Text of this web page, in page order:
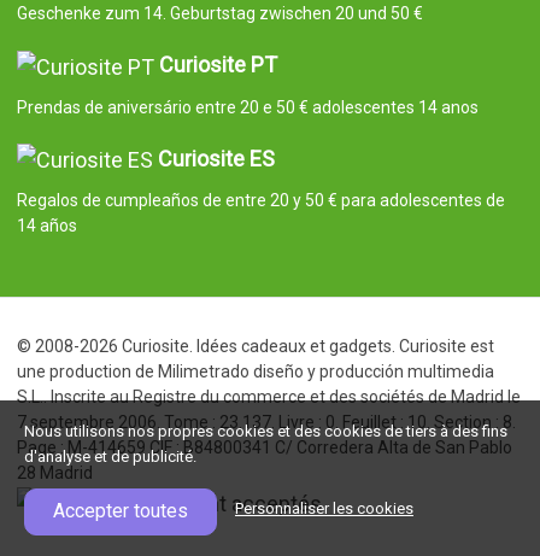
Geschenke zum 14. Geburtstag zwischen 20 und 50 €
Curiosite PT
Prendas de aniversário entre 20 e 50 € adolescentes 14 anos
Curiosite ES
Regalos de cumpleaños de entre 20 y 50 € para adolescentes de
14 años
© 2008-2026 Curiosite. Idées cadeaux et gadgets. Curiosite est
une production de Milimetrado diseño y producción multimedia
S.L.. Inscrite au Registre du commerce et des sociétés de Madrid le
7 septembre 2006. Tome : 23.137. Livre : 0. Feuillet : 10. Section : 8.
Page : M-414659 CIF : B84800341 C/ Corredera Alta de San Pablo
28 Madrid
Nous utilisons nos propres cookies et des cookies de tiers à des fins
d'analyse et de publicité.
Accepter toutes Personnaliser les cookies